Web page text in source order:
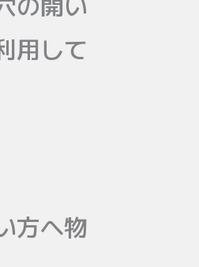
用して
方へ物